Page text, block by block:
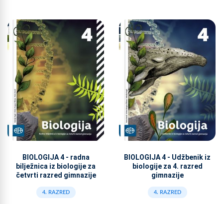
BIOLOGIJA 4 - radna
bilježnica iz biologije za
četvrti razred gimnazije
4. RAZRED
BIOLOGIJA 4 - Udžbenik iz
biologije za 4. razred
gimnazije
4. RAZRED